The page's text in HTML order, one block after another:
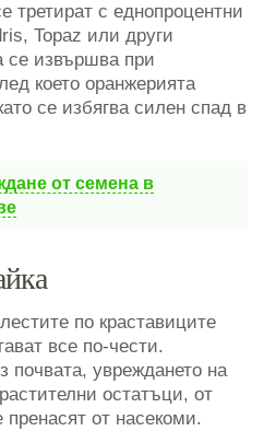
третират с еднопроцентни
Topaz или други
се извършва при
което оранжерията
се избягва силен спад в
от семена в
по краставиците
все по-чести.
почвата, увреждането на
остатъци, от
пренасят от насекоми.